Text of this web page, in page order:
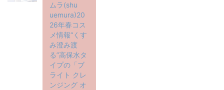
ムラ(shu
uemura)20
26年春コス
メ情報“くす
み澄み渡
る”高保水タ
イプの「ブ
ライト クレ
ンジング オ